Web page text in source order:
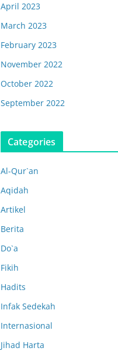
April 2023
March 2023
February 2023
November 2022
October 2022
September 2022
Categories
Al-Qur`an
Aqidah
Artikel
Berita
Do`a
Fikih
Hadits
Infak Sedekah
Internasional
Jihad Harta